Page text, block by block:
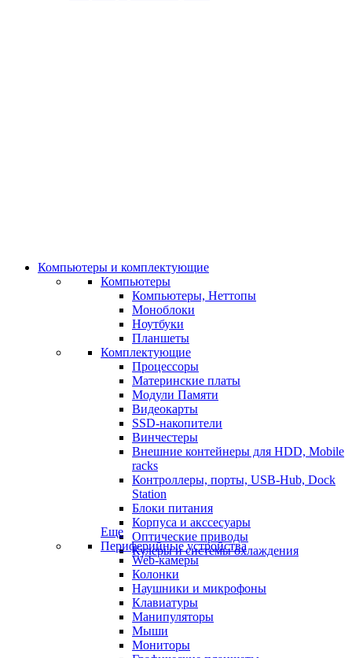
Компьютеры и комплектующие
Компьютеры
Компьютеры, Неттопы
Моноблоки
Ноутбуки
Планшеты
Комплектующие
Процессоры
Материнские платы
Модули Памяти
Видеокарты
SSD-накопители
Винчестеры
Внешние контейнеры для HDD, Mobile
racks
Контроллеры, порты, USB-Hub, Dock
Station
Блоки питания
Корпуса и акссесуары
Оптические приводы
Кулеры и системы охлаждения
Еще
Периферийные устройства
Web-камеры
Колонки
Наушники и микрофоны
Клавиатуры
Манипуляторы
Мыши
Мониторы